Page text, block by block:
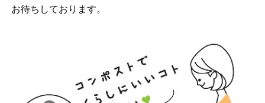
お待ちしております。